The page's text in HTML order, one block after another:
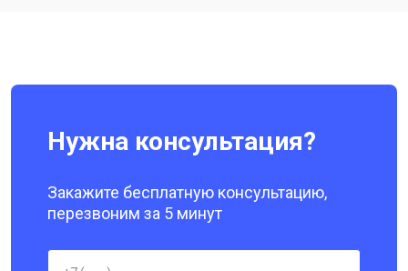
Нужна консультация?
Закажите бесплатную консультацию,
перезвоним за 5 минут